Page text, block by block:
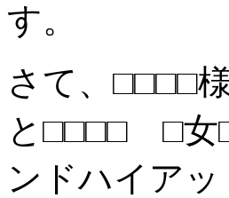
す。
さて、□□□□
と□□□□ □女
ンドハイア